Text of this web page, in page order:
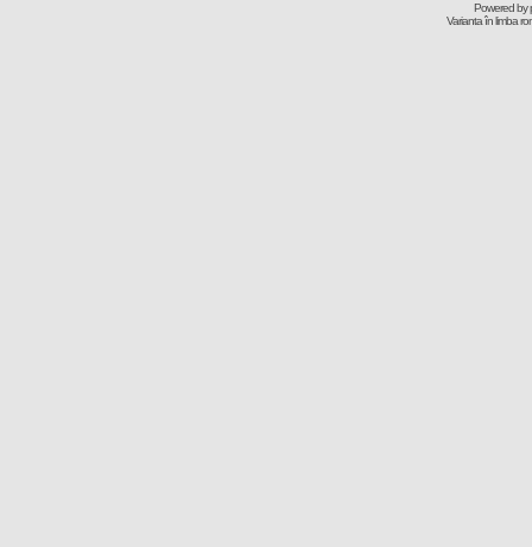
Powered by
Varianta în limba